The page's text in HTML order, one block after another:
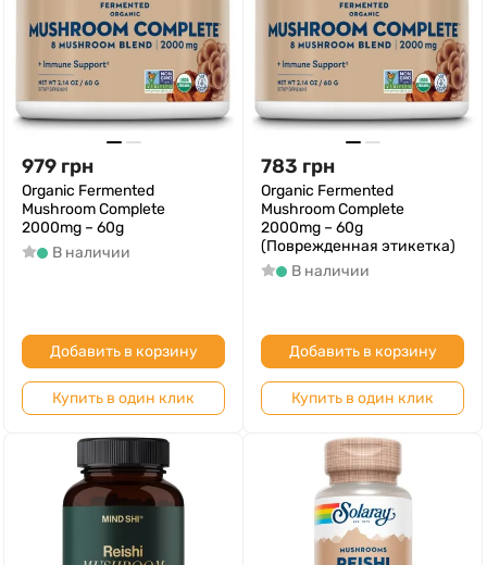
979 грн
Organic Fermented
Mushroom Complete
2000mg – 60g
В наличии
Добавить в корзину
Купить в один клик
783 грн
Organic Fermented
Mushroom Complete
2000mg – 60g
(Поврежденная этикетка)
В наличии
Добавить в корзину
Купить в один клик